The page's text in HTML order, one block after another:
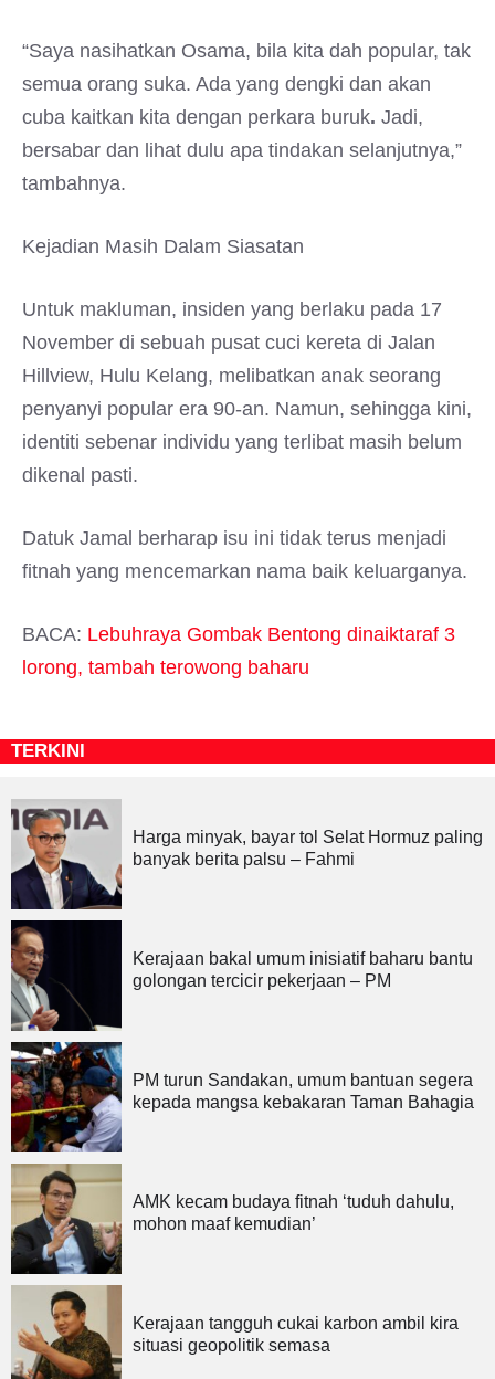
“Saya nasihatkan Osama, bila kita dah popular, tak
semua orang suka. Ada yang dengki dan akan
cuba kaitkan kita dengan perkara buruk. Jadi,
bersabar dan lihat dulu apa tindakan selanjutnya,”
tambahnya.
Kejadian Masih Dalam Siasatan
Untuk makluman, insiden yang berlaku pada 17
November di sebuah pusat cuci kereta di Jalan
Hillview, Hulu Kelang, melibatkan anak seorang
penyanyi popular era 90-an. Namun, sehingga kini,
identiti sebenar individu yang terlibat masih belum
dikenal pasti.
Datuk Jamal berharap isu ini tidak terus menjadi
fitnah yang mencemarkan nama baik keluarganya.
BACA: Lebuhraya Gombak Bentong dinaiktaraf 3
lorong, tambah terowong baharu
TERKINI
Harga minyak, bayar tol Selat Hormuz paling
banyak berita palsu – Fahmi
Kerajaan bakal umum inisiatif baharu bantu
golongan tercicir pekerjaan – PM
PM turun Sandakan, umum bantuan segera
kepada mangsa kebakaran Taman Bahagia
AMK kecam budaya fitnah ‘tuduh dahulu,
mohon maaf kemudian’
Kerajaan tangguh cukai karbon ambil kira
situasi geopolitik semasa